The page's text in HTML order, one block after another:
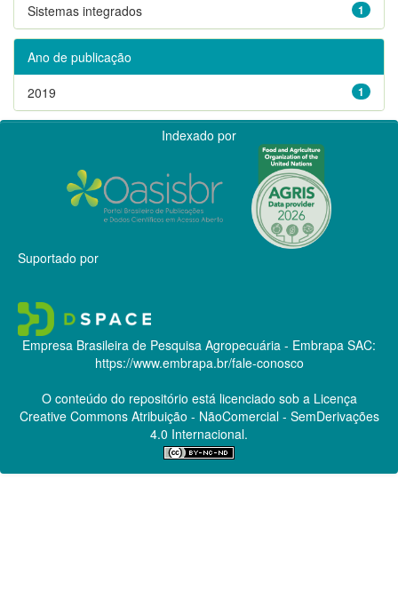
1
Sistemas integrados
Ano de publicação
1
2019
Indexado por
Suportado por
Empresa Brasileira de Pesquisa Agropecuária - Embrapa SAC:
https://www.embrapa.br/fale-conosco
O conteúdo do repositório está licenciado sob a Licença
Creative CommonsAtribuição - NãoComercial - SemDerivações
4.0 Internacional.